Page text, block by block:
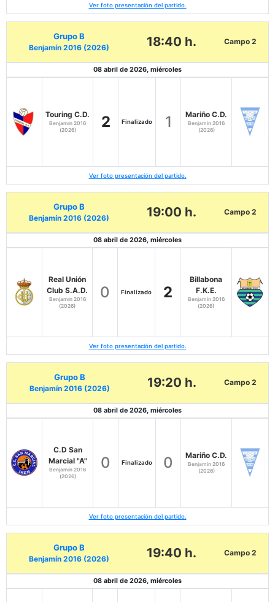
Ver foto presentación del partido.
Grupo B
Benjamín 2016 (2026) 18:40 h. Campo 2
08 abril de 2026, miércoles
Touring C.D.
Benjamín 2016
(2026)
2 Finalizado 1 Mariño C.D.
Benjamín 2016
(2026)
Ver foto presentación del partido.
Grupo B
Benjamín 2016 (2026) 19:00 h. Campo 2
08 abril de 2026, miércoles
Real Unión
Club S.A.D.
Benjamín 2016
(2026)
0 Finalizado 2
Billabona
F.K.E.
Benjamín 2016
(2026)
Ver foto presentación del partido.
Grupo B
Benjamín 2016 (2026) 19:20 h. Campo 2
08 abril de 2026, miércoles
C.D San
Marcial "A"
Benjamín 2016
(2026)
0 Finalizado 0 Mariño C.D.
Benjamín 2016
(2026)
Ver foto presentación del partido.
Grupo B
Benjamín 2016 (2026) 19:40 h. Campo 2
08 abril de 2026, miércoles